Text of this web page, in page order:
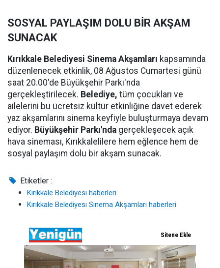
SOSYAL PAYLAŞIM DOLU BİR AKŞAM
SUNACAK
Kırıkkale Belediyesi Sinema Akşamları kapsamında
düzenlenecek etkinlik, 08 Ağustos Cumartesi günü
saat 20.00'de Büyükşehir Parkı'nda
gerçekleştirilecek. Belediye, tüm çocukları ve
ailelerini bu ücretsiz kültür etkinliğine davet ederek
yaz akşamlarını sinema keyfiyle buluşturmaya devam
ediyor. Büyükşehir Parkı'nda gerçekleşecek açık
hava sineması, Kırıkkalelilere hem eğlence hem de
sosyal paylaşım dolu bir akşam sunacak.
Etiketler :
Kırıkkale Belediyesi haberleri
Kırıkkale Belediyesi Sinema Akşamları haberleri